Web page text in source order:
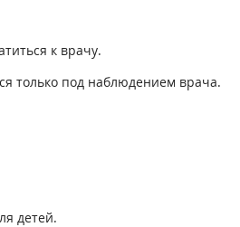
к врачу.
только под наблюдением врача.
детей.